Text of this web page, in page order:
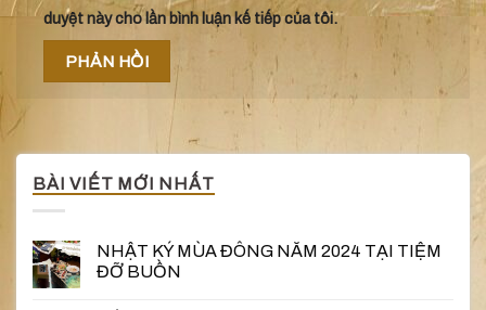
duyệt này cho lần bình luận kế tiếp của tôi.
BÀI VIẾT MỚI NHẤT
NHẬT KÝ MÙA ĐÔNG NĂM 2024 TẠI TIỆM
ĐỠ BUỒN